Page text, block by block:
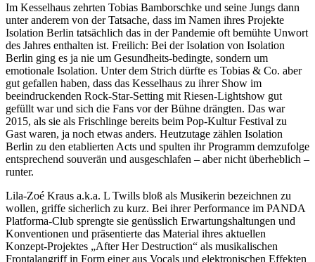
Im Kesselhaus zehrten Tobias Bamborschke und seine Jungs dann
unter anderem von der Tatsache, dass im Namen ihres Projekte
Isolation Berlin tatsächlich das in der Pandemie oft bemühte Unwort
des Jahres enthalten ist. Freilich: Bei der Isolation von Isolation
Berlin ging es ja nie um Gesundheits-bedingte, sondern um
emotionale Isolation. Unter dem Strich dürfte es Tobias & Co. aber
gut gefallen haben, dass das Kesselhaus zu ihrer Show im
beeindruckenden Rock-Star-Setting mit Riesen-Lightshow gut
gefüllt war und sich die Fans vor der Bühne drängten. Das war
2015, als sie als Frischlinge bereits beim Pop-Kultur Festival zu
Gast waren, ja noch etwas anders. Heutzutage zählen Isolation
Berlin zu den etablierten Acts und spulten ihr Programm demzufolge
entsprechend souverän und ausgeschlafen – aber nicht überheblich –
runter.
Lila-Zoé Kraus a.k.a. L Twills bloß als Musikerin bezeichnen zu
wollen, griffe sicherlich zu kurz. Bei ihrer Performance im PANDA
Platforma-Club sprengte sie genüsslich Erwartungshaltungen und
Konventionen und präsentierte das Material ihres aktuellen
Konzept-Projektes „After Her Destruction“ als musikalischen
Frontalangriff in Form einer aus Vocals und elektronischen Effekten